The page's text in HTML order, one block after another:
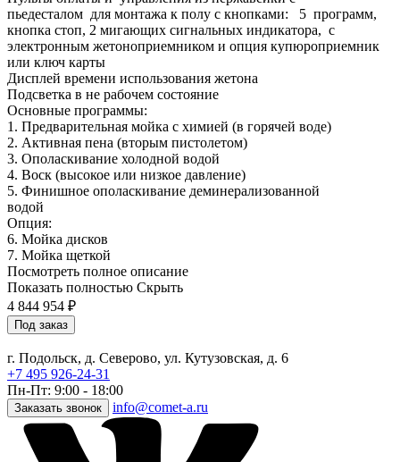
пьедесталом для монтажа к полу с кнопками: 5 программ,
кнопка стоп, 2 мигающих сигнальных индикатора, с
электронным жетоноприемником и опция купюроприемник
или ключ карты
Дисплей времени использования жетона
Подсветка в не рабочем состояние
Основные программы:
1. Предварительная мойка с химией (в горячей воде)
2. Активная пена (вторым пистолетом)
3. Ополаскивание холодной водой
4. Воск (высокое или низкое давление)
5. Финишное ополаскивание деминерализованной
водой
Опция:
6. Мойка дисков
7. Мойка щеткой
Посмотреть полное описание
Показать полностью Скрыть
4 844 954 ₽
Под заказ
г. Подольск, д. Северово, ул. Кутузовская, д. 6
+7 495 926-24-31
Пн-Пт: 9:00 - 18:00
Заказать звонок info@comet-a.ru